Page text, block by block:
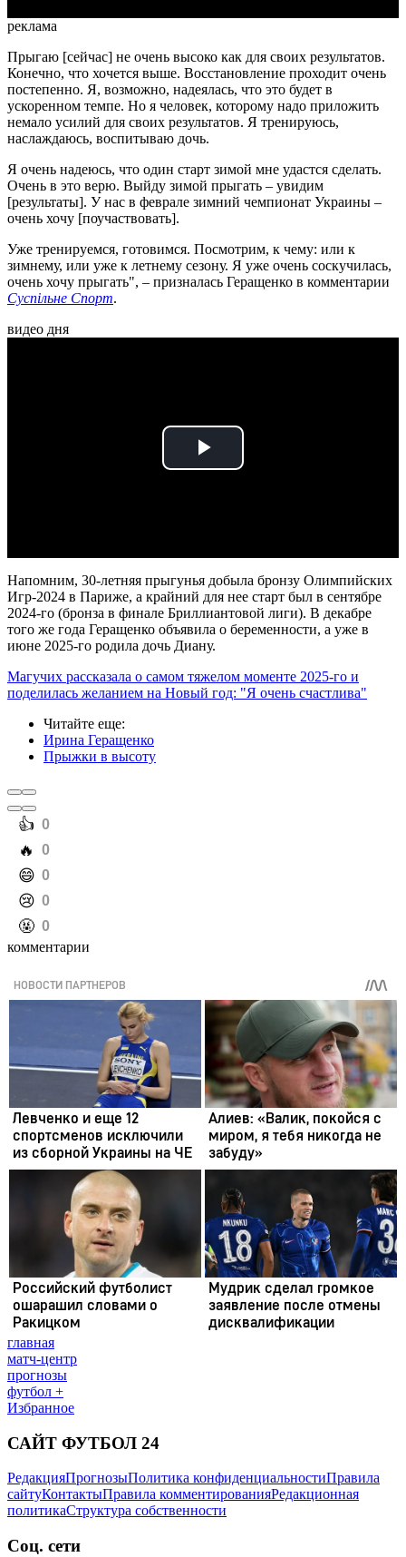
реклама
Прыгаю [сейчас] не очень высоко как для своих результатов.
Конечно, что хочется выше. Восстановление проходит очень
постепенно. Я, возможно, надеялась, что это будет в
ускоренном темпе. Но я человек, которому надо приложить
немало усилий для своих результатов. Я тренируюсь,
наслаждаюсь, воспитываю дочь.
Я очень надеюсь, что один старт зимой мне удастся сделать.
Очень в это верю. Выйду зимой прыгать – увидим
[результаты]. У нас в феврале зимний чемпионат Украины –
очень хочу [поучаствовать].
Уже тренируемся, готовимся. Посмотрим, к чему: или к
зимнему, или уже к летнему сезону. Я уже очень соскучилась,
очень хочу прыгать", – призналась Геращенко в комментарии
Суспільне Спорт.
видео дня
Play
Напомним, 30-летняя прыгунья добыла бронзу Олимпийских
Игр-2024 в Париже, а крайний для нее старт был в сентябре
2024-го (бронза в финале Бриллиантовой лиги). В декабре
того же года Геращенко объявила о беременности, а уже в
июне 2025-го родила дочь Диану.
Магучих рассказала о самом тяжелом моменте 2025-го и
поделилась желанием на Новый год: "Я очень счастлива"
Читайте еще:
Ирина Геращенко
Прыжки в высоту
️👍 0
️🔥 0
️😄 0
️😢 0
️🤬 0
комментарии
главная
матч-центр
прогнозы
футбол +
Избранное
САЙТ ФУТБОЛ 24
РедакцияПрогнозыПолитика конфиденциальностиПравила
сайтуКонтактыПравила комментированияРедакционная
политикаСтруктура собственности
Соц. сети